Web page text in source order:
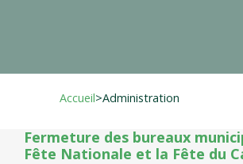
Accueil>Administration
Fermeture des bureaux
Fête Nationale et la Fête du